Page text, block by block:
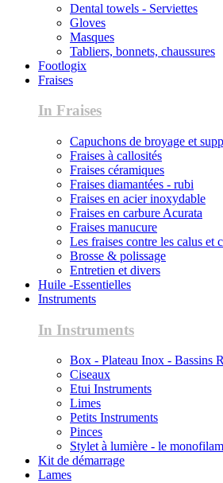
Dental towels - Serviettes
Gloves
Masques
Tabliers, bonnets, chaussures
Footlogix
Fraises
In Fraises
Capuchons de broyage et
Fraises à callosités
Fraises céramiques
Fraises diamantées - rubi
Fraises en acier inoxydable
Fraises en carbure Acurata
Fraises manucure
Les fraises contre les calus et
Brosse & polissage
Entretien et divers
Huile -Essentielles
Instruments
In Instruments
Box - Plateau Inox - Bassins
Ciseaux
Etui Instruments
Limes
Petits Instruments
Pinces
Stylet à lumière - le
Kit de démarrage
Lames